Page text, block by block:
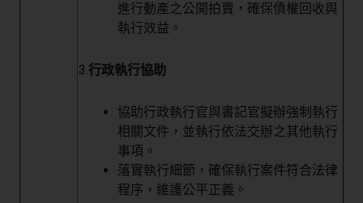
進行動產之公開拍賣，確保債權回收與
執行效益。
3.行政執行協助
協助行政執行官與書記官擬辦強制執行
相關文件，並執行依法交辦之其他執行
事項。
落實執行細節，確保執行案件符合法律
程序，維護公平正義。